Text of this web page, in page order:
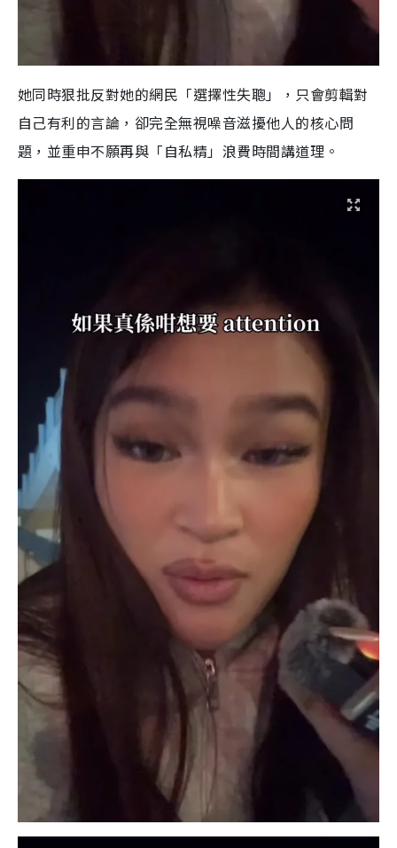
她同時狠批反對她的網民「選擇性失聰」，只會剪輯對
自己有利的言論，卻完全無視噪音滋擾他人的核心問
題，並重申不願再與「自私精」浪費時間講道理。